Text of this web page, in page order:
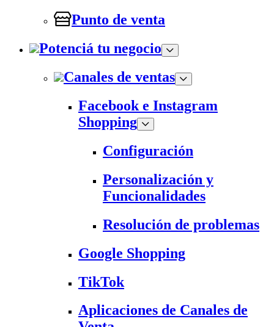
Punto de venta
Potenciá tu negocio
Canales de ventas
Facebook e Instagram
Shopping
Configuración
Personalización y
Funcionalidades
Resolución de problemas
Google Shopping
TikTok
Aplicaciones de Canales de